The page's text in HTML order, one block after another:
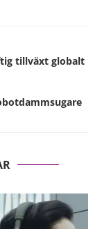
tillväxt globalt